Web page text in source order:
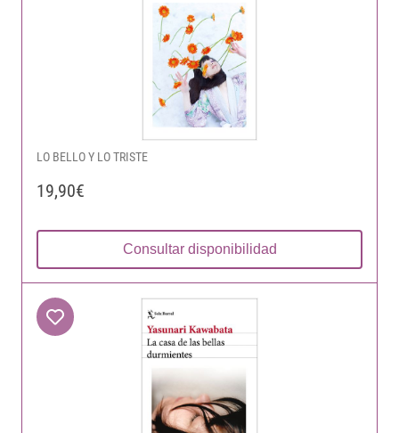
LO BELLO Y LO TRISTE
19,90€
Consultar disponibilidad